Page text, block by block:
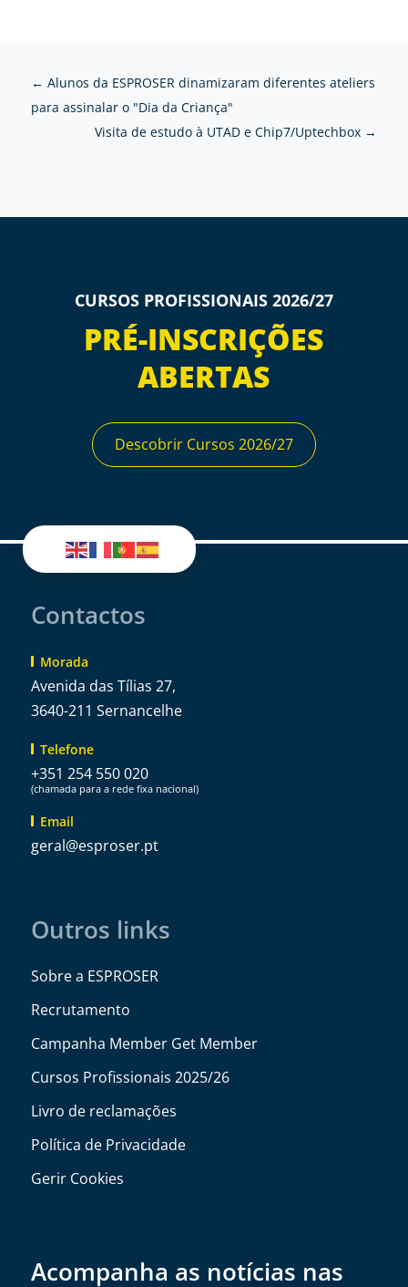
← Alunos da ESPROSER dinamizaram diferentes ateliers
para assinalar o "Dia da Criança"
Visita de estudo à UTAD e Chip7/Uptechbox →
CURSOS PROFISSIONAIS 2026/27
PRÉ-INSCRIÇÕES
ABERTAS
Descobrir Cursos 2026/27
Contactos
Morada
Avenida das Tílias 27,
3640-211 Sernancelhe
Telefone
+351 254 550 020
(chamada para a rede fixa nacional)
Email
tp.resorpse
@lareg
Outros links
Sobre a ESPROSER
Recrutamento
Campanha Member Get Member
Cursos Profissionais 2025/26
Livro de reclamações
Política de Privacidade
Gerir Cookies
Acompanha as notícias nas